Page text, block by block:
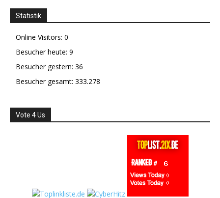
Statistik
Online Visitors: 0
Besucher heute: 9
Besucher gestern: 36
Besucher gesamt: 333.278
Vote 4 Us